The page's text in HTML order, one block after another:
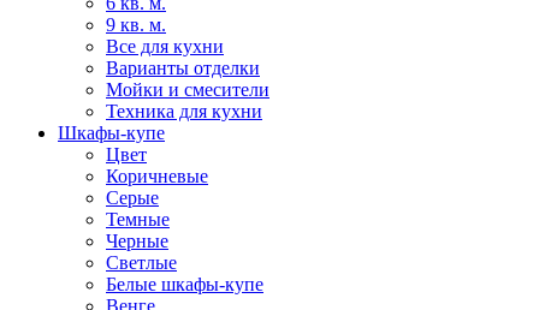
9 кв. м.
Все для кухни
Варианты отделки
Мойки и смесители
Техника для кухни
Шкафы-купе
Цвет
Коричневые
Серые
Темные
Черные
Светлые
Белые шкафы-купе
Венге